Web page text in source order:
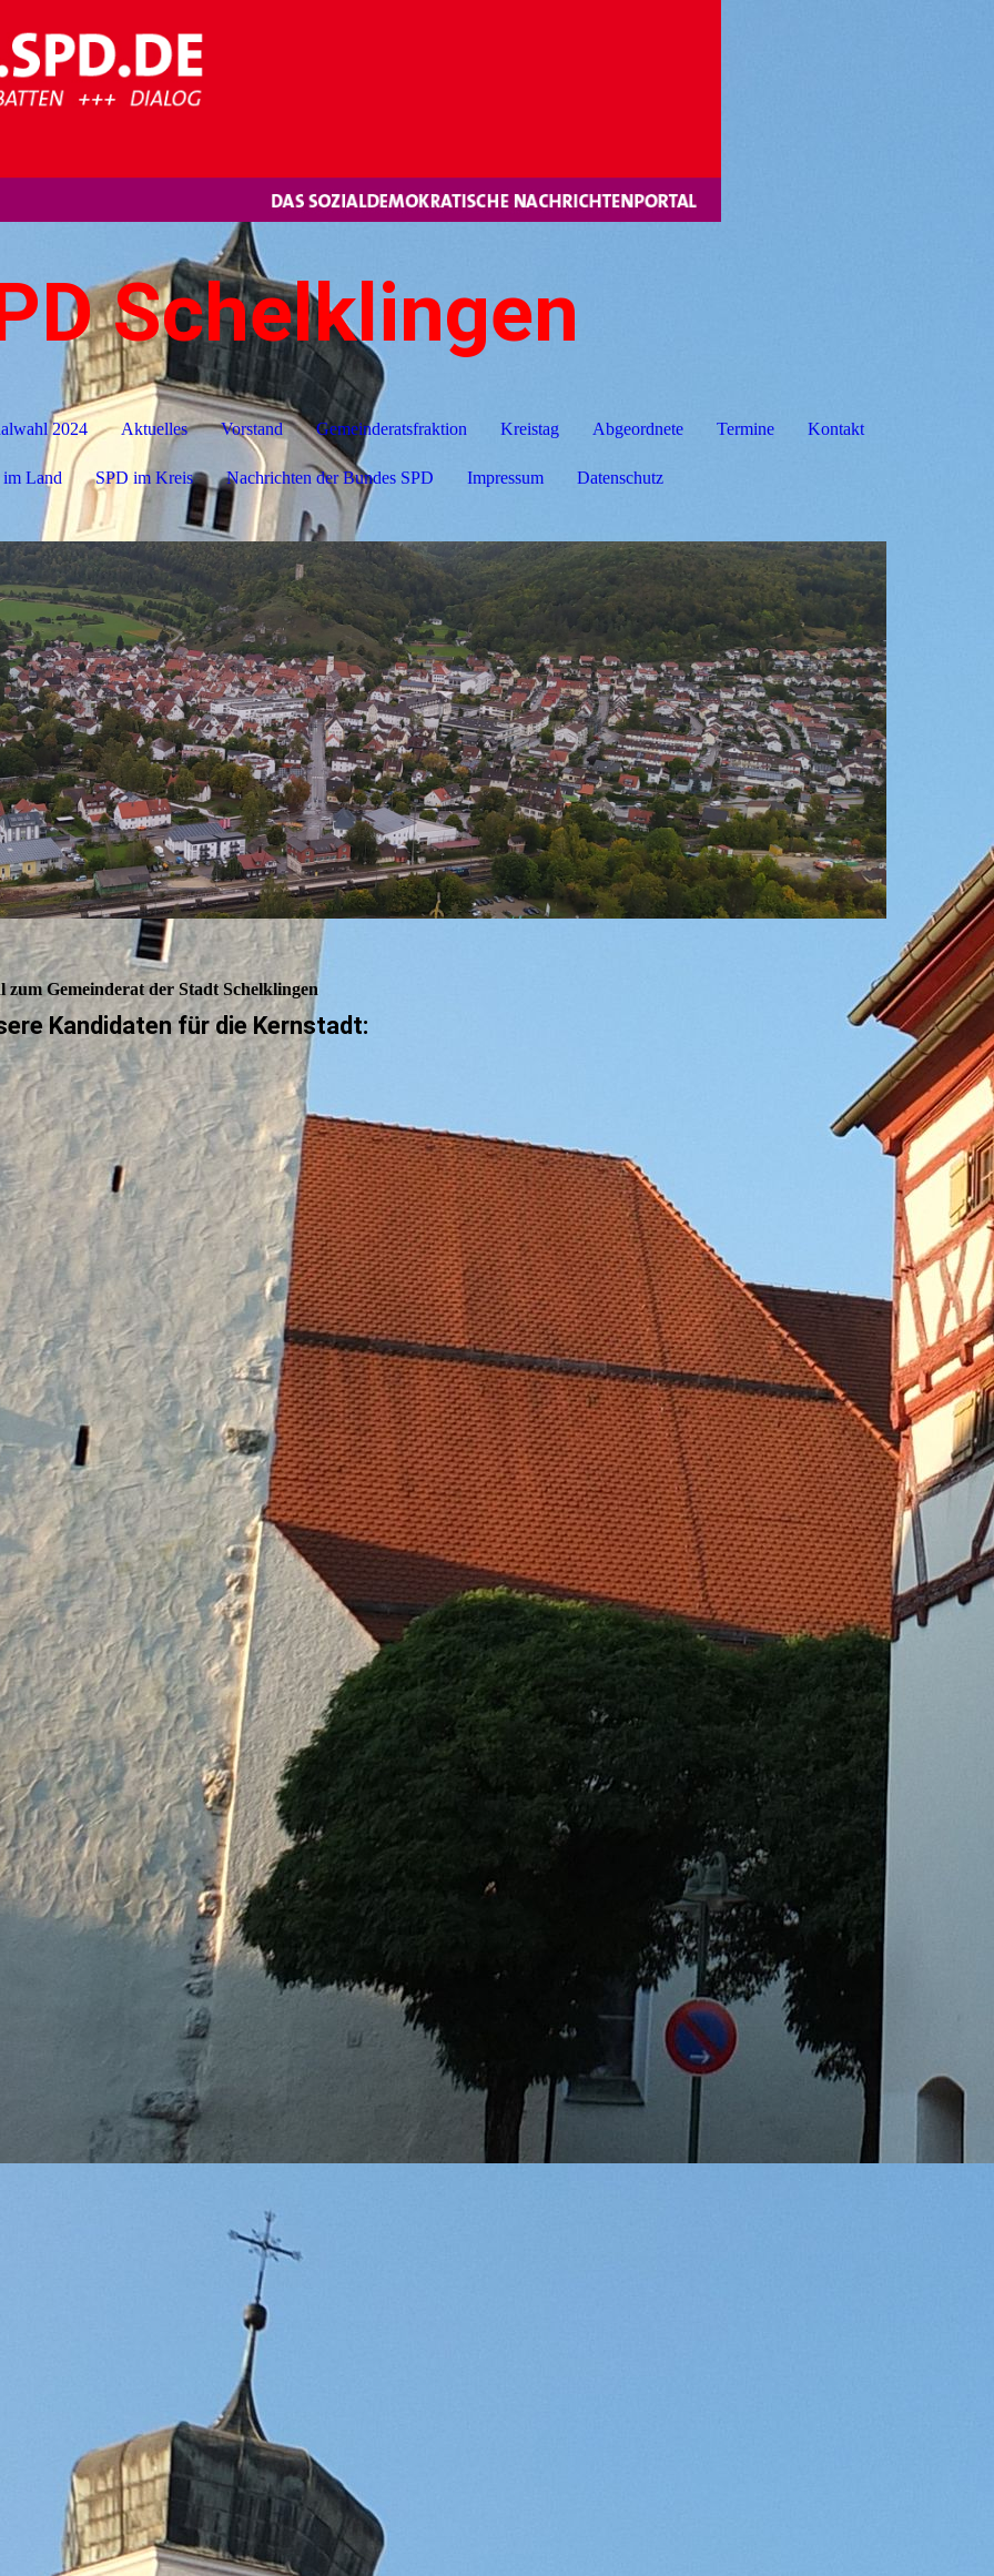
Schelklingen
2024 Aktuelles Vorstand Gemeinderatsfraktion Kreistag Abgeordnete Termine Kontakt
Land SPD im Kreis Nachrichten der Bundes SPD Impressum Datenschutz
zum Gemeinderat der Stadt Schelklingen
Kandidaten für die Kernstadt: